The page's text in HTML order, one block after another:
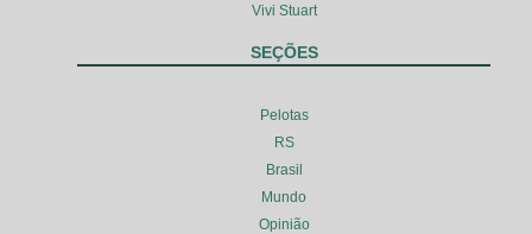
Vivi Stuart
SEÇÕES
Pelotas
RS
Brasil
Mundo
Opinião